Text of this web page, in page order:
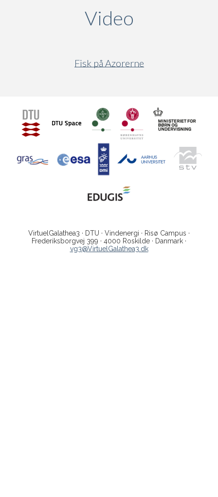
Video
Fisk på Azorerne
VirtuelGalathea3 · DTU · Vindenergi · Risø Campus ·
Frederiksborgvej 399 · 4000 Roskilde · Danmark ·
vg3@VirtuelGalathea3.dk